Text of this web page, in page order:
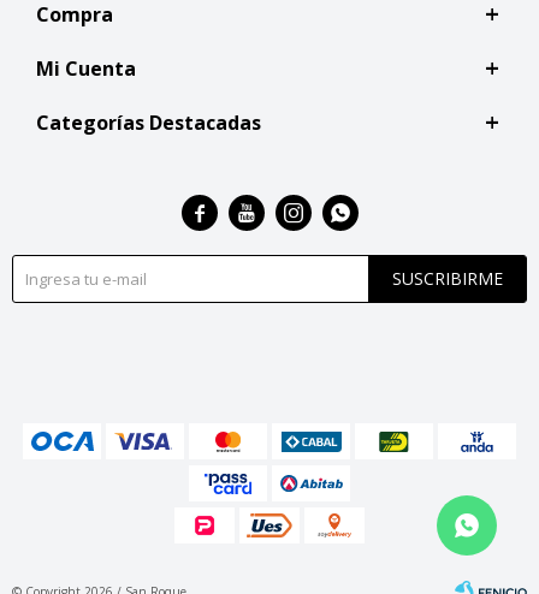
Compra
Mi Cuenta
Categorías Destacadas
SUSCRIBIRME
   